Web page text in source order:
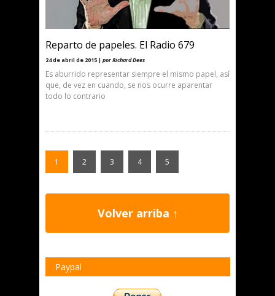
Reparto de papeles. El Radio 679
24 de abril de 2015 | por Richard Dees
Es aburrido representar siempre el mismo papel, así
que, de vez en cuando, se nos ocurre aparentar
todo lo contrario
1 2 3 4 5
Volver arriba ↑
Paypal